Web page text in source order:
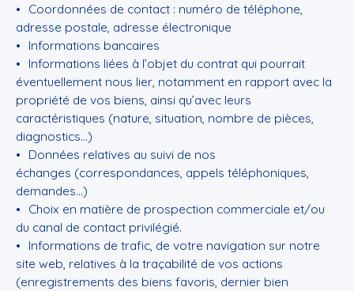
Coordonnées de contact : numéro de téléphone,
adresse postale, adresse électronique
Informations bancaires
Informations liées à l’objet du contrat qui pourrait
éventuellement nous lier, notamment en rapport avec la
propriété de vos biens, ainsi qu’avec leurs
caractéristiques (nature, situation, nombre de pièces,
diagnostics…)
Données relatives au suivi de nos
échanges (correspondances, appels téléphoniques,
demandes…)
Choix en matière de prospection commerciale et/ou
du canal de contact privilégié.
Informations de trafic, de votre navigation sur notre
site web, relatives à la traçabilité de vos actions
(enregistrements des biens favoris, dernier bien